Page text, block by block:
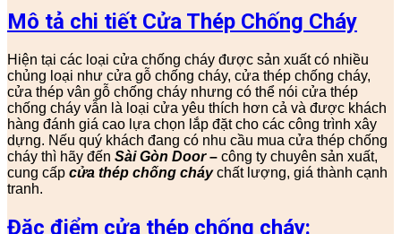
Mô tả chi tiết Cửa Thép Chống Cháy
Hiện tại các loại cửa chống cháy được sản xuất có nhiều
chủng loại như cửa gỗ chống cháy, cửa thép chống cháy,
cửa thép vân gỗ chống cháy nhưng có thể nói cửa thép
chống cháy vẫn là loại cửa yêu thích hơn cả và được khách
hàng đánh giá cao lựa chọn lắp đặt cho các công trình xây
dựng. Nếu quý khách đang có nhu cầu mua cửa thép chống
cháy thì hãy đến Sài Gòn Door– công ty chuyên sản xuất,
cung cấp cửa thép chống cháychất lượng, giá thành cạnh
tranh.
Đặc điểm cửa thép chống cháy: